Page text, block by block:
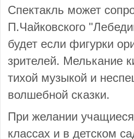
Спектакль может
П.Чайковского
будет если фигурки
зрителей. Мелькание
тихой музыкой и
волшебной сказки.
При желании учащиеся
классах и в детском